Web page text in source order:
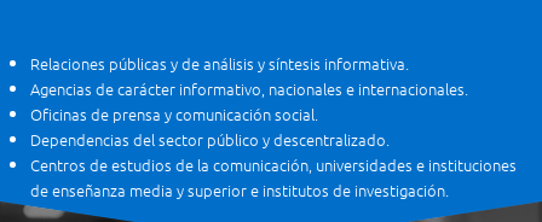
Relaciones públicas y de análisis y síntesis informativa.
Agencias de carácter informativo, nacionales e internacionales.
Oficinas de prensa y comunicación social.
Dependencias del sector público y descentralizado.
Centros de estudios de la comunicación, universidades e instituciones
de enseñanza media y superior e institutos de investigación.